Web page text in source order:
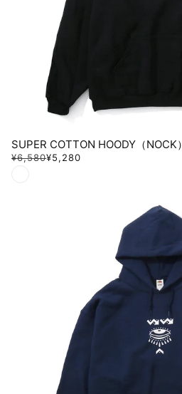
SUPER COTTON HOODY（NOCK）
¥6,580¥5,280